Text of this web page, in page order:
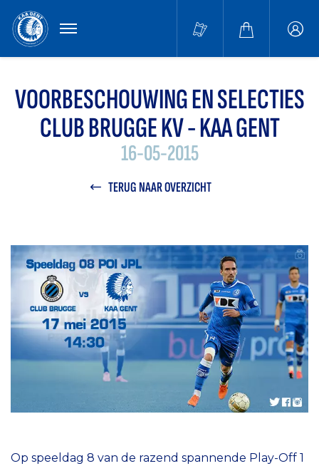
MENU
VOORBESCHOUWING EN SELECTIES
CLUB BRUGGE KV - KAA GENT
16-05-2015
TERUG NAAR OVERZICHT
Op speeldag 8 van de razend spannende Play-Off 1